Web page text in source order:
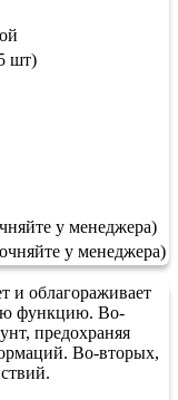
шт)
у менеджера)
у менеджера)
и облагораживает
функцию. Во-
предохраняя
Во-вторых,